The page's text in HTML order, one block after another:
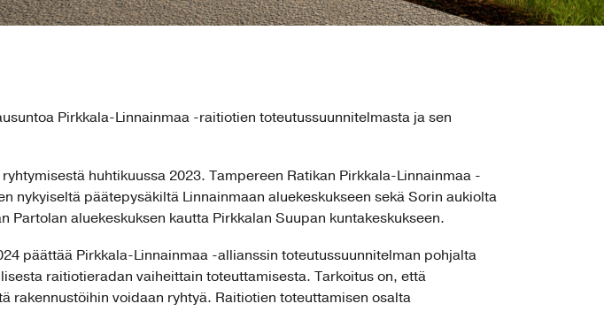
Pirkkala-Linnainmaa -raitiotien toteutussuunnitelmasta ja sen
huhtikuussa 2023. Tampereen Ratikan Pirkkala-Linnainmaa -
nykyiseltä päätepysäkiltä Linnainmaan aluekeskukseen sekä Sorin aukiolta
aluekeskuksen kautta Pirkkalan Suupan kuntakeskukseen.
päättää Pirkkala-Linnainmaa -allianssin toteutussuunnitelman pohjalta
raitiotieradan vaiheittain toteuttamisesta. Tarkoitus on, että
rakennustöihin voidaan ryhtyä. Raitiotien toteuttamisen osalta